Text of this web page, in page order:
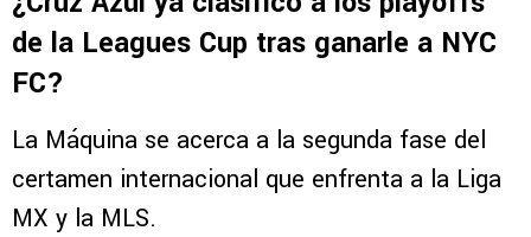
de la Leagues Cup tras ganarle a NYC
FC?
La Máquina se acerca a la segunda fase del
certamen internacional que enfrenta a la Liga
MX y la MLS.